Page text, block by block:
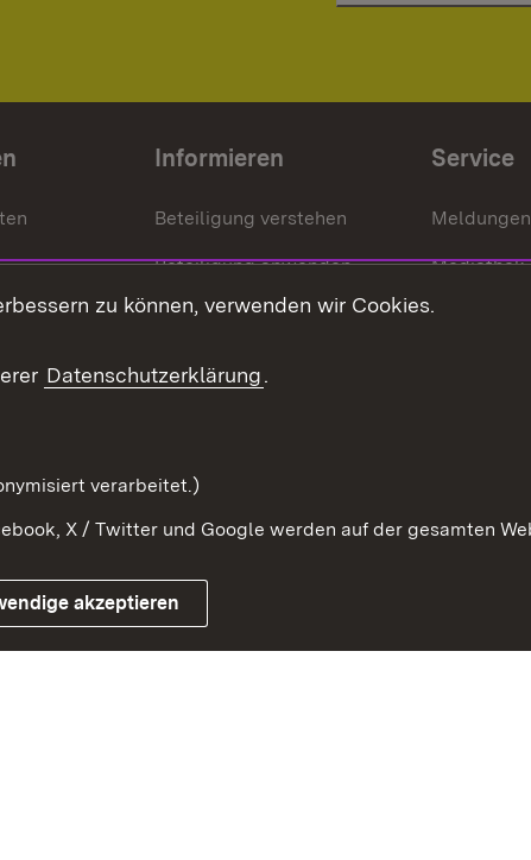
Informieren
Beteiligung verstehen
Beteiligung anwenden
Beteiligung stärken
Service
Meldungen
Mediathek
Impressum Kontakt
zu können, verwenden wir Cookies.
Datenschutzerklärung.
verarbeitet.)
X / Twitter und Google werden auf der gesamten
akzeptieren